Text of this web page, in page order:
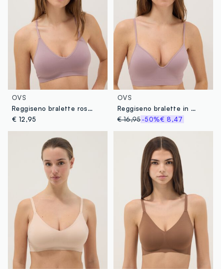
OVS
Reggiseno bralette rosa con imbottitura removibile
€ 12,95
OVS
Reggiseno bralette in microfibra viola elasticizzato
€ 16,95 -50%€ 8,47